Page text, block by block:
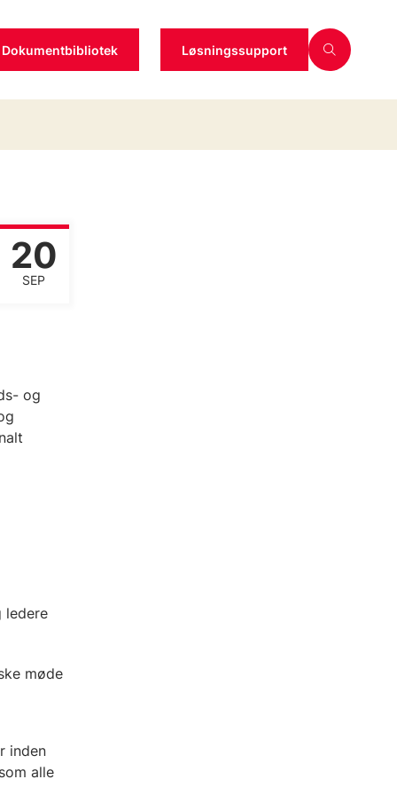
Dokumentbibliotek Løsningssupport
20
SEP
og
ledere
møde
inden
alle